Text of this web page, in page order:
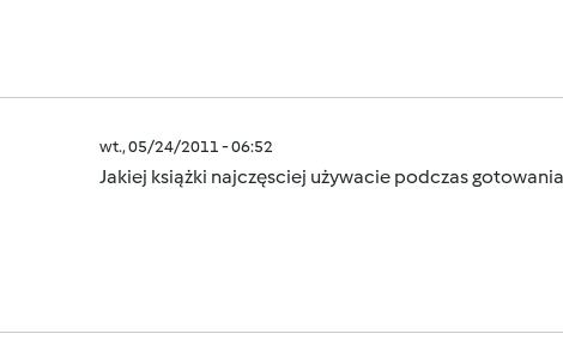
wt., 05/24/2011 - 06:52
Jakiej książki najczęsciej używacie podczas